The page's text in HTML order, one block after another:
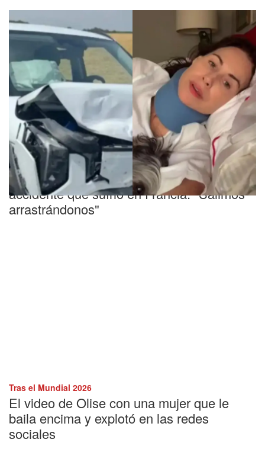
Logró sobrevivir
Una famosa actriz reveló el dramático
accidente que sufrió en Francia: "Salimos
arrastrándonos"
Tras el Mundial 2026
El video de Olise con una mujer que le
baila encima y explotó en las redes
sociales